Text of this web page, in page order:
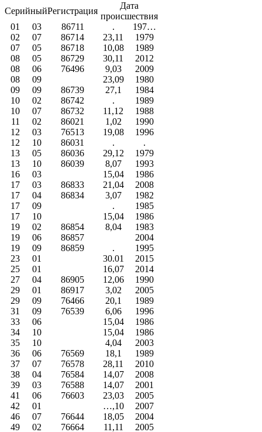
СерийныйРегистрация
Дата
происшествия
01
03 86711 .
197…
02
07 86714 23,11
1979
07
05 86718 10,08
1989
08
05 86729 30,11
2012
08
06 76496 9,03
2009
08
09 23,09
1980
09
09 86739 27,1
1984
10
02 86742 .
1989
10
07 86732 11,12
1988
11
02 86021 1,02
1990
12
03 76513 19,08
1996
12
10 86031 .
.
13
05 86036 29,12
1979
13
10 86039 8,07
1993
16
03 15,04
1986
17
03 86833 21,04
2008
17
04 86834 3,07
1982
17
09 .
1985
17
10 15,04
1986
19
02 86854 8,04
1983
19
06 86857
2004
19
09 86859 .
1995
23
01 30.01
2015
25
01 16,07
2014
27
04 86905 12,06
1990
29
01 86917 3,02
2005
29
09 76466 20,1
1989
31
09 76539 6,06
1996
33
06 15,04
1986
34
10 15,04
1986
35
10 4,04
2003
36
06 76569 18,1
1989
37
07 76578 28,11
2010
38
04 76584 14,07
2008
39
03 76588 14,07
2001
41
06 76603 23,03
2005
42
01 …,10
2007
46
07 76644 18,05
2004
49
02 76664 11,11
2005